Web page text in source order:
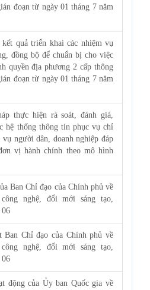
đoạn từ ngày 01 tháng 7 năm
quả triển khai các nhiệm vụ
đồng bộ để chuẩn bị cho việc
quyền địa phương 2 cấp thông
đoạn từ ngày 01 tháng 7 năm
thực hiện rà soát, đánh giá,
hệ thống thông tin phục vụ chỉ
vụ người dân, doanh nghiệp đáp
vị hành chính theo mô hình
Ban Chỉ đạo của Chính phủ về
nghệ, đổi mới sáng tạo,
06
Ban Chỉ đạo của Chính phủ về
nghệ, đổi mới sáng tạo,
06
động của Ủy ban Quốc gia về